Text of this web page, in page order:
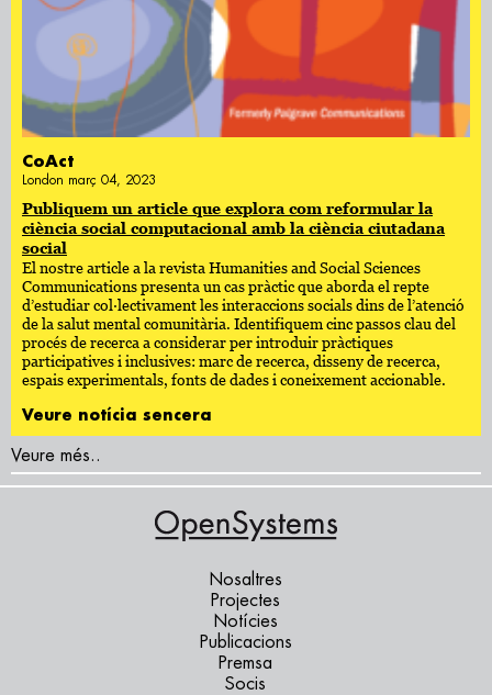
CoAct
London març 04, 2023
Publiquem un article que explora com reformular la
ciència social computacional amb la ciència ciutadana
social
El nostre article a la revista Humanities and Social Sciences
Communications presenta un cas pràctic que aborda el repte
d’estudiar col·lectivament les interaccions socials dins de l’atenció
de la salut mental comunitària. Identifiquem cinc passos clau del
procés de recerca a considerar per introduir pràctiques
participatives i inclusives: marc de recerca, disseny de recerca,
espais experimentals, fonts de dades i coneixement accionable.
Veure notícia sencera
Veure més..
Nosaltres
Projectes
Notícies
Publicacions
Premsa
Socis